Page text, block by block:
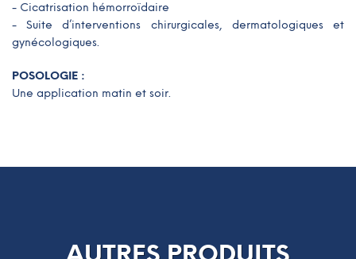
- Cicatrisation hémorroïdaire
- Suite d’interventions chirurgicales, dermatologiques et
gynécologiques.
POSOLOGIE :
Une application matin et soir.